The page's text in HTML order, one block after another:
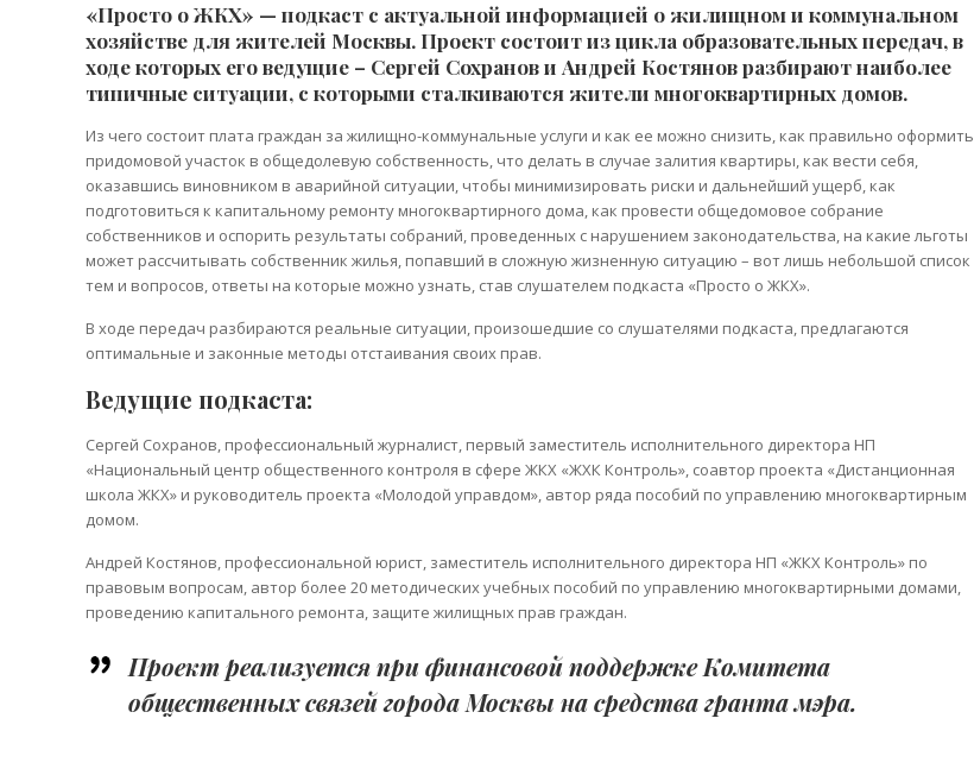
«Просто о ЖКХ» — подкаст с актуальной информацией о жилищном и коммунальном
хозяйстве для жителей Москвы. Проект состоит из цикла образовательных передач, в
ходе которых его ведущие – Сергей Сохранов и Андрей Костянов разбирают наиболее
типичные ситуации, с которыми сталкиваются жители многоквартирных домов.
Из чего состоит плата граждан за жилищно-коммунальные услуги и как ее можно снизить, как правильно оформить
придомовой участок в общедолевую собственность, что делать в случае залития квартиры, как вести себя,
оказавшись виновником в аварийной ситуации, чтобы минимизировать риски и дальнейший ущерб, как
подготовиться к капитальному ремонту многоквартирного дома, как провести общедомовое собрание
собственников и оспорить результаты собраний, проведенных с нарушением законодательства, на какие льготы
может рассчитывать собственник жилья, попавший в сложную жизненную ситуацию – вот лишь небольшой список
тем и вопросов, ответы на которые можно узнать, став слушателем подкаста «Просто о ЖКХ».
В ходе передач разбираются реальные ситуации, произошедшие со слушателями подкаста, предлагаются
оптимальные и законные методы отстаивания своих прав.
Ведущие подкаста:
Сергей Сохранов, профессиональный журналист, первый заместитель исполнительного директора НП
«Национальный центр общественного контроля в сфере ЖКХ «ЖХК Контроль», соавтор проекта «Дистанционная
школа ЖКХ» и руководитель проекта «Молодой управдом», автор ряда пособий по управлению многоквартирным
домом.
Андрей Костянов, профессиональной юрист, заместитель исполнительного директора НП «ЖКХ Контроль» по
правовым вопросам, автор более 20 методических учебных пособий по управлению многоквартирными домами,
проведению капитального ремонта, защите жилищных прав граждан.
Проект реализуется при финансовой поддержке Комитета
общественных связей города Москвы на средства гранта мэра.